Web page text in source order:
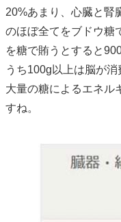
20%あまり、心臓と腎
のほぼ全てをブドウ糖
を糖で賄うとすると
うち100g以上は脳が
大量の糖によるエネル
すね。